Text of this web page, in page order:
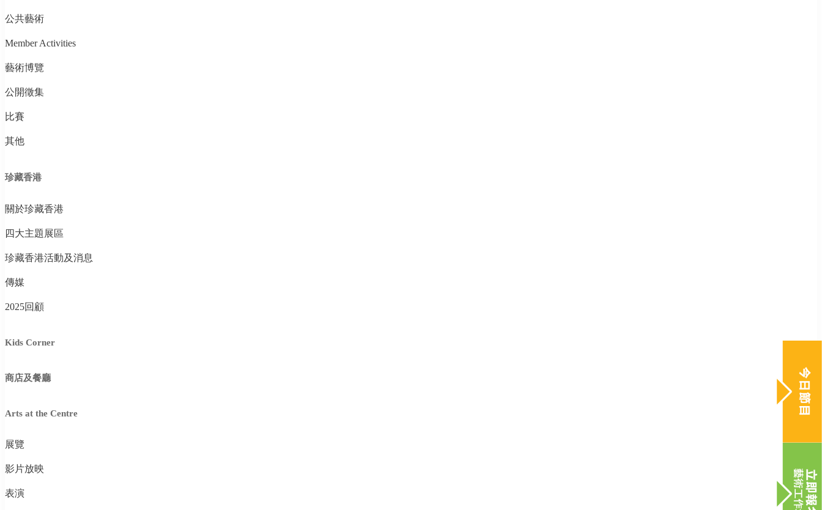
公共藝術
Member Activities
藝術博覽
公開徵集
比賽
其他
珍藏香港
關於珍藏香港
四大主題展區
珍藏香港活動及消息
傳媒
2025回顧
Kids Corner
商店及餐廳
Arts at the Centre
展覽
影片放映
表演